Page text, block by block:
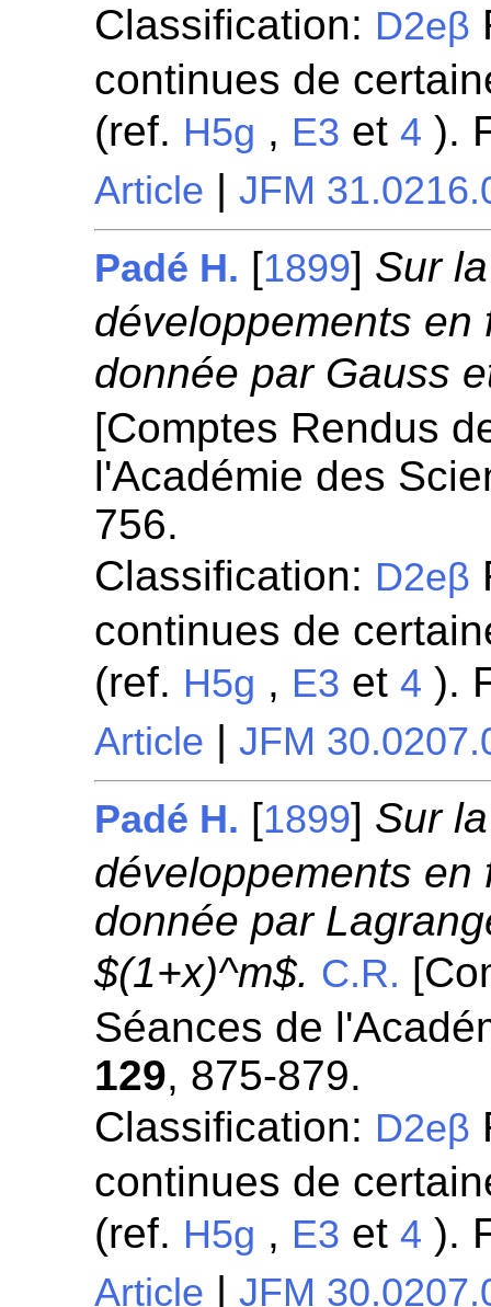
Classification: D2eβ
continues de
(ref. H5g , E3 et4 ).
Article |JFM
Padé H. [1899] Sur
développements
donnée par Gauss
[Comptes Rendus
l'Académie des
756.
Classification: D2eβ
continues de
(ref. H5g , E3 et4 ).
Article |JFM
Padé H. [1899] Sur
développements
donnée par
$(1+x)^m$. C.R.
Séances de
129, 875-879.
Classification: D2eβ
continues de
(ref. H5g , E3 et4 ).
Article |JFM